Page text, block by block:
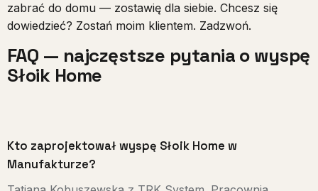
zabrać do domu — zostawię dla siebie. Chcesz się
dowiedzieć? Zostań moim klientem. Zadzwoń.
FAQ — najczęstsze pytania o wyspę
Słoik Home
Kto zaprojektował wyspę Słoik Home w
Manufakturze?